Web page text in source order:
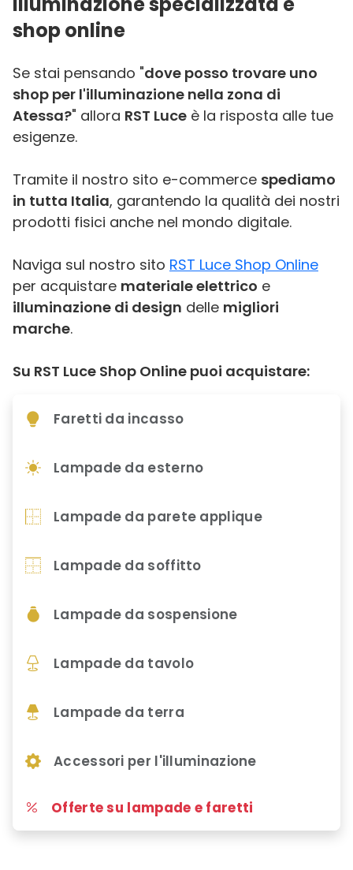
shop online
Se stai pensando "dove posso trovare uno
shop per l'illuminazione nella zona di
Atessa?" allora RST Luce è la risposta alle tue
esigenze.
Tramite il nostro sito e-commerce spediamo
in tutta Italia, garantendo la qualità dei nostri
prodotti fisici anche nel mondo digitale.
Naviga sul nostro sito RST Luce Shop Online
per acquistare materiale elettrico e
illuminazione di design delle migliori
marche.
Su RST Luce Shop Online puoi acquistare:
Faretti da incasso
Lampade da esterno
Lampade da parete applique
Lampade da soffitto
Lampade da sospensione
Lampade da tavolo
Lampade da terra
Accessori per l'illuminazione
Offerte su lampade e faretti